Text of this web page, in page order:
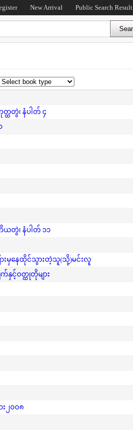
New Arrival Public Search Result
တ္ထတွဲ၊ နံပါတ် ၄
ယတွဲ၊ နံပါတ် ၁၁
ြားမှနေထိုင်သွားတဲ့သူ(သို့)မင်းလူ
င့်ဝတ္ထုတိုများ
၂၀၀၈